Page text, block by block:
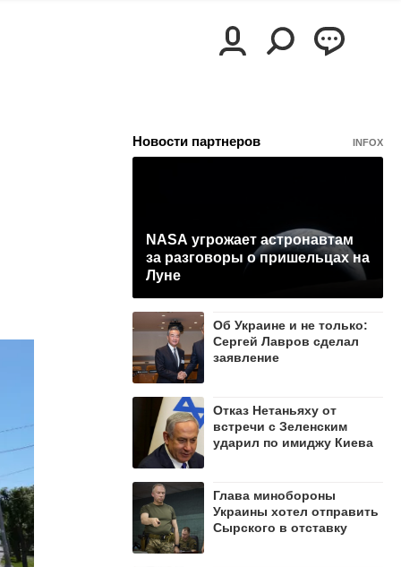
Новости партнеров INFOX
NASA угрожает астронавтам
за разговоры о пришельцах на
Луне
Об Украине и не только:
Сергей Лавров сделал
заявление
Отказ Нетаньяху от
встречи с Зеленским
ударил по имиджу Киева
Глава минобороны
Украины хотел отправить
Сырского в отставку